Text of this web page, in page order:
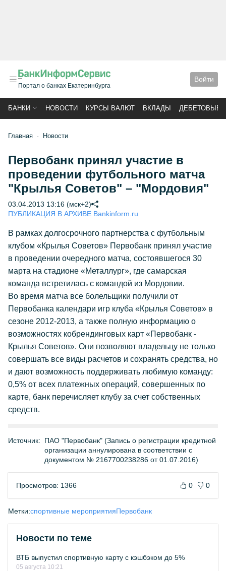
Портал о банках Екатеринбурга
Войти
БАНКИ НОВОСТИ КУРСЫ ВАЛЮТ ВКЛАДЫ ДЕБЕТОВЫЕ
Главная Новости
Первобанк принял участие в
проведении футбольного матча
"Крылья Советов" – "Мордовия"
03.04.2013 13:16 (мск+2)
ПУБЛИКАЦИЯ В АРХИВЕ Bankinform.ru
В рамках долгосрочного партнерства с футбольным
клубом «Крылья Советов» Первобанк принял участие
в проведении очередного матча, состоявшегося 30
марта на стадионе «Металлург», где самарская
команда встретилась с командой из Мордовии.
Во время матча все болельщики получили от
Первобанка календари игр клуба «Крылья Советов» в
сезоне 2012-2013, а также полную информацию о
возможностях кобрендинговых карт «Первобанк -
Крылья Советов». Они позволяют владельцу не только
совершать все виды расчетов и сохранять средства, но
и дают возможность поддерживать любимую команду:
0,5% от всех платежных операций, совершенных по
карте, банк перечисляет клубу за счет собственных
средств.
Источник:
ПАО "Первобанк" (Запись о регистрации кредитной
организации аннулирована в соответствии с
документом № 2167700238286 от 01.07.2016)
Просмотров: 1366 0 0
Метки:спортивные мероприятияПервобанк
Новости по теме
ВТБ выпустил спортивную карту с кэшбэком до 5%
05 августа 10:21